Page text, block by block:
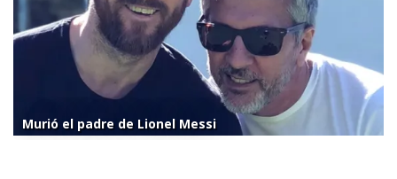
Murió el padre de Lionel Messi